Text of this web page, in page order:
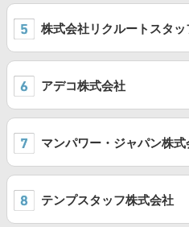
株式会社リクルートスタッ
アデコ株式会社
マンパワー・ジャパン株式
テンプスタッフ株式会社